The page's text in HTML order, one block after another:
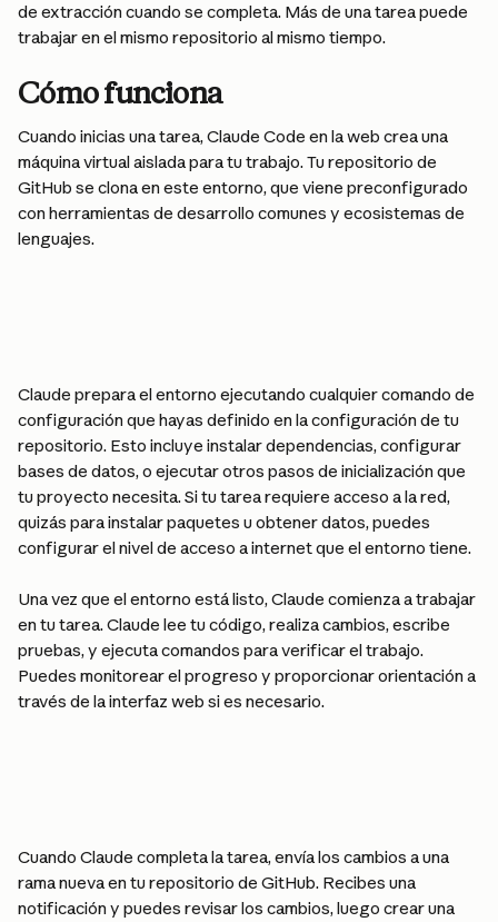
de extracción cuando se completa. Más de una tarea puede
trabajar en el mismo repositorio al mismo tiempo.
Cómo funciona
Cuando inicias una tarea, Claude Code en la web crea una
máquina virtual aislada para tu trabajo. Tu repositorio de
GitHub se clona en este entorno, que viene preconfigurado
con herramientas de desarrollo comunes y ecosistemas de
lenguajes.
Claude prepara el entorno ejecutando cualquier comando de
configuración que hayas definido en la configuración de tu
repositorio. Esto incluye instalar dependencias, configurar
bases de datos, o ejecutar otros pasos de inicialización que
tu proyecto necesita. Si tu tarea requiere acceso a la red,
quizás para instalar paquetes u obtener datos, puedes
configurar el nivel de acceso a internet que el entorno tiene.
Una vez que el entorno está listo, Claude comienza a trabajar
en tu tarea. Claude lee tu código, realiza cambios, escribe
pruebas, y ejecuta comandos para verificar el trabajo.
Puedes monitorear el progreso y proporcionar orientación a
través de la interfaz web si es necesario.
Cuando Claude completa la tarea, envía los cambios a una
rama nueva en tu repositorio de GitHub. Recibes una
notificación y puedes revisar los cambios, luego crear una